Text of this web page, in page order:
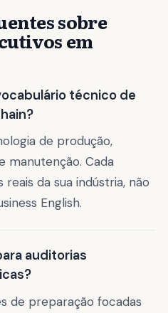
sobre
em
técnico de
de produção,
manutenção. Cada
da sua indústria, não
English.
auditorias
de preparação focadas